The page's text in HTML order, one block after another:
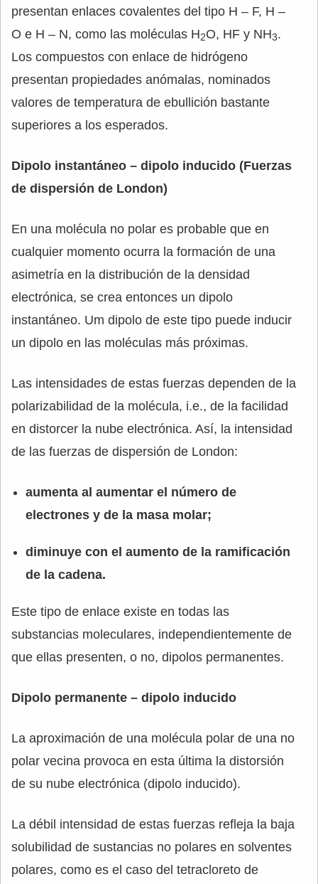
presentan enlaces covalentes del tipo H – F, H –
O e H – N, como las moléculas H2O, HF y NH3.
Los compuestos con enlace de hidrógeno
presentan propiedades anómalas, nominados
valores de temperatura de ebullición bastante
superiores a los esperados.
Dipolo instantáneo – dipolo inducido (Fuerzas
de dispersión de London)
En una molécula no polar es probable que en
cualquier momento ocurra la formación de una
asimetría en la distribución de la densidad
electrónica, se crea entonces un dipolo
instantáneo. Um dipolo de este tipo puede inducir
un dipolo en las moléculas más próximas.
Las intensidades de estas fuerzas dependen de la
polarizabilidad de la molécula, i.e., de la facilidad
en distorcer la nube electrónica. Así, la intensidad
de las fuerzas de dispersión de London:
aumenta al aumentar el número de
electrones y de la masa molar;
diminuye con el aumento de la ramificación
de la cadena.
Este tipo de enlace existe en todas las
substancias moleculares, independientemente de
que ellas presenten, o no, dipolos permanentes.
Dipolo permanente – dipolo inducido
La aproximación de una molécula polar de una no
polar vecina provoca en esta última la distorsión
de su nube electrónica (dipolo inducido).
La débil intensidad de estas fuerzas refleja la baja
solubilidad de sustancias no polares en solventes
polares, como es el caso del tetracloreto de